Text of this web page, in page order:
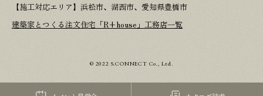
【施工対応エリア】浜松市、湖西市、愛知県豊橋市
建築家とつくる注文住宅「R+house」工務店一覧
© 2022 S.CONNECT Co., Ltd.